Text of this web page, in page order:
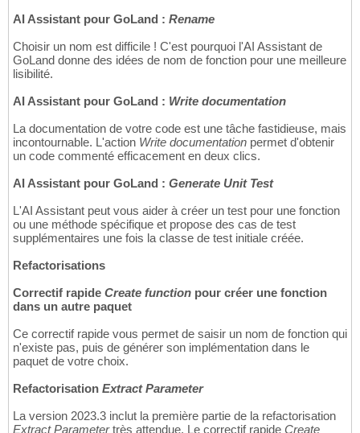
AI Assistant pour GoLand : Rename
Choisir un nom est difficile ! C'est pourquoi l'AI Assistant de
GoLand donne des idées de nom de fonction pour une meilleure
lisibilité.
AI Assistant pour GoLand : Write documentation
La documentation de votre code est une tâche fastidieuse, mais
incontournable. L'action Write documentation permet d'obtenir
un code commenté efficacement en deux clics.
AI Assistant pour GoLand : Generate Unit Test
L'AI Assistant peut vous aider à créer un test pour une fonction
ou une méthode spécifique et propose des cas de test
supplémentaires une fois la classe de test initiale créée.
Refactorisations
Correctif rapide Create function pour créer une fonction
dans un autre paquet
Ce correctif rapide vous permet de saisir un nom de fonction qui
n'existe pas, puis de générer son implémentation dans le
paquet de votre choix.
Refactorisation Extract Parameter
La version 2023.3 inclut la première partie de la refactorisation
Extract Parametertrès attendue. Le correctif rapide Create